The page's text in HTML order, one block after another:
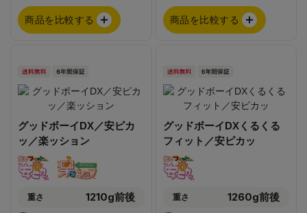
商品を比較する 商品を比較する
グッドボーイDX／安ピカ
ッ／楽ッション
重さ 1210g前後
グッドボーイDXくるくる
フィット／安ピカッ
重さ 1260g前後